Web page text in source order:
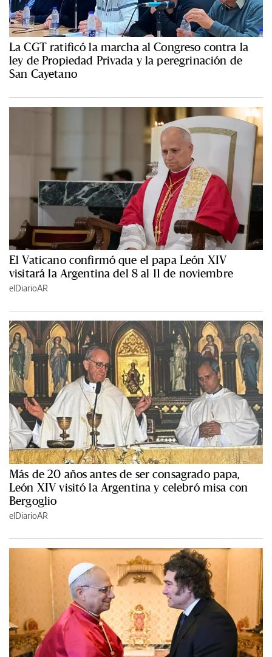
La CGT ratificó la marcha al Congreso contra la
ley de Propiedad Privada y la peregrinación de
San Cayetano
El Vaticano confirmó que el papa León XIV
visitará la Argentina del 8 al 11 de noviembre
elDiarioAR
Más de 20 años antes de ser consagrado papa,
León XIV visitó la Argentina y celebró misa con
Bergoglio
elDiarioAR